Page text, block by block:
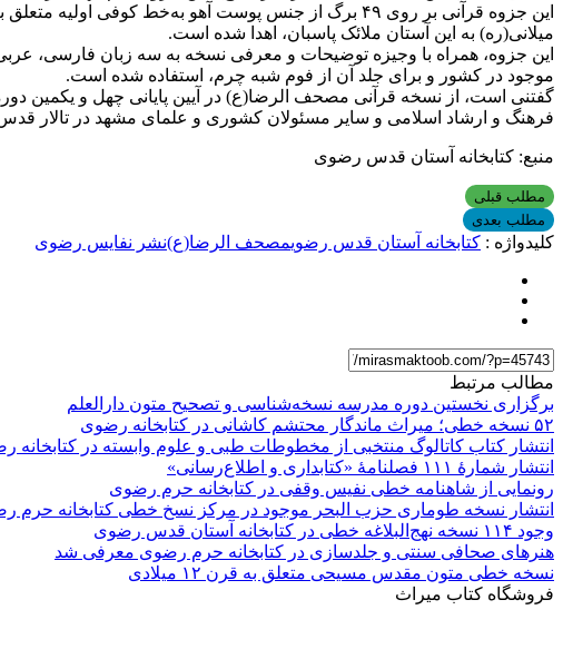
میلانی(ره) به این آستان ملائک پاسبان، اهدا شده است.
این جزوه، همراه با وجیزه توضیحات و معرفی نسخه به سه زبان فارسی،
موجود در کشور و برای جلد آن از فوم شبه چرم، استفاده شده است.
فرهنگ و ارشاد اسلامی و سایر مسئولان کشوری و علمای مشهد در تالار
مطلب بعدی
کلیدواژه :کتابخانه آستان قدس رضوی
مطالب مرتبط
برگزاری نخستین دوره مدرسه نسخه‌شناسی و تصحیح متون دارالعلم
۵۲ نسخه خطی؛ میراث ماندگار محتشم کاشانی در کتابخانه رضوی
انتشار کتاب کاتالوگ منتخبی از مخطوطات طبی و علوم وابسته در کتابخانه
انتشار شمارۀ ۱۱۱ فصلنامۀ «کتابداری و اطلاع‌رسانی»
رونمایی از شاهنامه خطی نفیس وقفی در کتابخانه حرم رضوی
انتشار نسخه طوماری حزب البحر موجود در مرکز نسخ خطی کتابخانه حرم
وجود ۱۱۴ نسخه نهج‌البلاغه خطی در کتابخانه آستان قدس رضوی
هنرهای صحافی سنتی و جلدسازی در کتابخانه حرم رضوی معرفی شد
نسخه خطی متون مقدس مسیحی متعلق به قرن ۱۲ میلادی
فروشگاه کتاب میراث